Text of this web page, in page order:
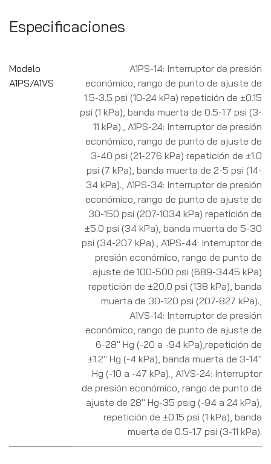
Especificaciones
Modelo
A1PS/A1VS
A1PS-14: Interruptor de presión
económico, rango de punto de ajuste de
1.5-3.5 psi (10-24 kPa) repetición de ±0.15
psi (1 kPa), banda muerta de 0.5-1.7 psi (3-
11 kPa). A1PS-24: Interruptor de presión
económico, rango de punto de ajuste de
3-40 psi (21-276 kPa) repetición de ±1.0
psi (7 kPa), banda muerta de 2-5 psi (14-
34 kPa). A1PS-34: Interruptor de presión
económico, rango de punto de ajuste de
30-150 psi (207-1034 kPa) repetición de
±5.0 psi (34 kPa), banda muerta de 5-30
psi (34-207 kPa). A1PS-44: Interruptor de
presión económico, rango de punto de
ajuste de 100-500 psi (689-3445 kPa)
repetición de ±20.0 psi (138 kPa), banda
muerta de 30-120 psi (207-827 kPa).
A1VS-14: Interruptor de presión
económico, rango de punto de ajuste de
6-28" Hg (-20 a -94 kPa),repetición de
±1.2" Hg (-4 kPa), banda muerta de 3-14"
Hg (-10 a -47 kPa). A1VS-24: Interruptor
de presión económico, rango de punto de
ajuste de 28" Hg-35 psig (-94 a 24 kPa),
repetición de ±0.15 psi (1 kPa), banda
muerta de 0.5-1.7 psi (3-11 kPa).